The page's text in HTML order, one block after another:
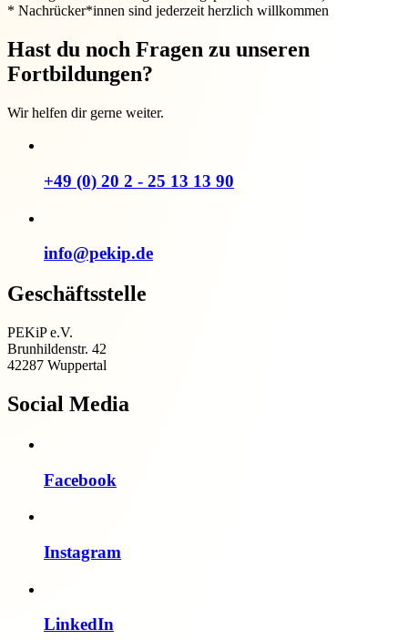
* Nachrücker*innen sind jederzeit herzlich willkommen
Hast du noch Fragen zu unseren
Fortbildungen?
Wir helfen dir gerne weiter.
+49 (0) 20 2 - 25 13 13 90
info@pekip.de
Geschäftsstelle
PEKiP e.V.
Brunhildenstr. 42
42287 Wuppertal
Social Media
Facebook
Instagram
LinkedIn